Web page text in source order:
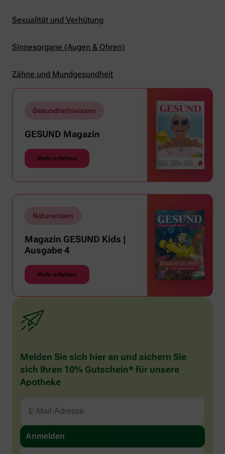
Sexualität und Verhütung
Sinnesorgane (Augen & Ohren)
Zähne und Mundgesundheit
Gesundheitswissen
GESUND Magazin
Mehr erfahren
Naturwissen
Magazin GESUND Kids |
Ausgabe 4
Mehr erfahren
Melden Sie sich hier an und sichern Sie
sich Ihren 10% Gutschein* für unsere
Apotheke